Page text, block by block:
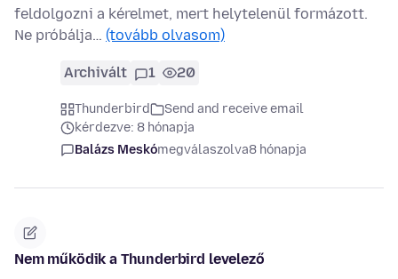
feldolgozni a kérelmet, mert helytelenül formázott.
Ne próbálja… (tovább olvasom)
Archivált 1 20
Thunderbird
Send and receive email
kérdezve: 8 hónapja
Balázs Meskómegválaszolva8 hónapja
Nem működik a Thunderbird levelező